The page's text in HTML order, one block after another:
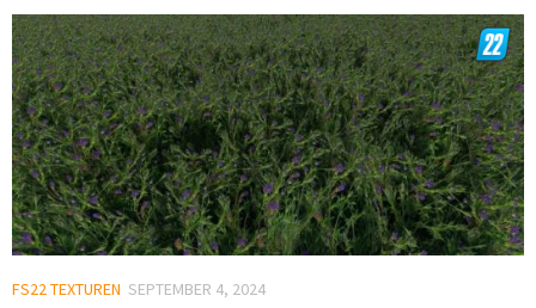
FS22 TEXTUREN SEPTEMBER 4, 2024